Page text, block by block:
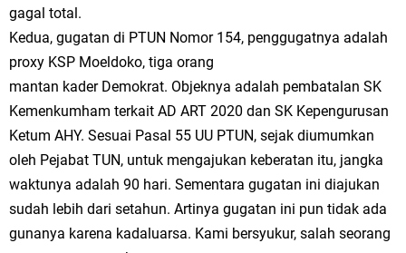
gagal total.
Kedua, gugatan di PTUN Nomor 154, penggugatnya adalah
proxy KSP Moeldoko, tiga orang
mantan kader Demokrat. Objeknya adalah pembatalan SK
Kemenkumham terkait AD ART 2020 dan SK Kepengurusan
Ketum AHY. Sesuai Pasal 55 UU PTUN, sejak diumumkan
oleh Pejabat TUN, untuk mengajukan keberatan itu, jangka
waktunya adalah 90 hari. Sementara gugatan ini diajukan
sudah lebih dari setahun. Artinya gugatan ini pun tidak ada
gunanya karena kadaluarsa. Kami bersyukur, salah seorang